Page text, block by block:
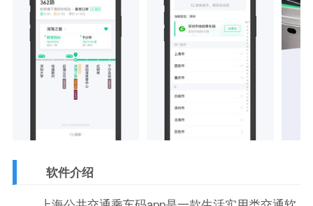
软件介绍